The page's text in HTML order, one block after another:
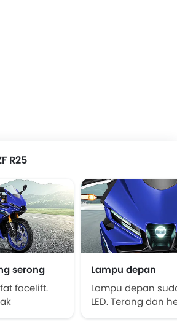
R25
serong
facelift.
Lampu depan
Lampu depan
LED. Terang dan